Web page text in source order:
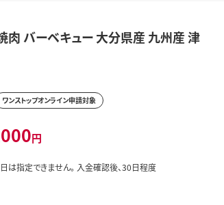
肉 バーベキュー 大分県産 九州産 津
ワンストップオンライン申請対象
円
は指定できません。 入金確認後、30日程度